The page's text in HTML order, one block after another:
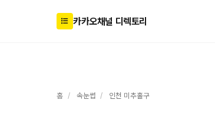
카카오채널 디렉토리
홈 / 속눈썹 / 인천 미추홀구